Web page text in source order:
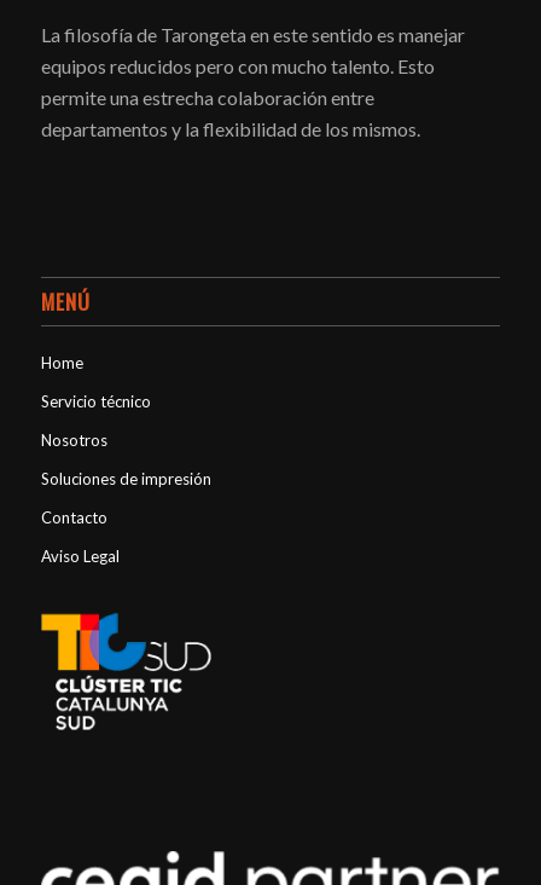
La filosofía de Tarongeta en este sentido es manejar
equipos reducidos pero con mucho talento. Esto
permite una estrecha colaboración entre
departamentos y la flexibilidad de los mismos.
MENÚ
Home
Servicio técnico
Nosotros
Soluciones de impresión
Contacto
Aviso Legal